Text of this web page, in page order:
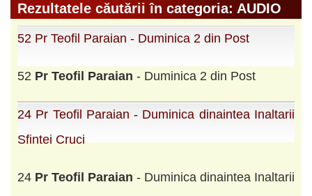
Rezultatele căutării în categoria: AUDIO
52 Pr Teofil Paraian - Duminica 2 din Post
52 Pr Teofil Paraian - Duminica 2 din Post
24 Pr Teofil Paraian - Duminica dinaintea Inaltarii
Sfintei Cruci
24 Pr Teofil Paraian - Duminica dinaintea Inaltarii